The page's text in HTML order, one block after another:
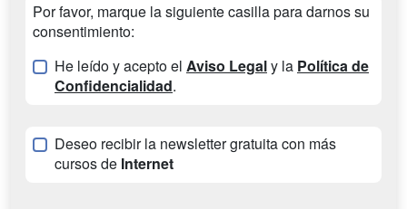
Por favor, marque la siguiente casilla para darnos su
consentimiento:
He leído y acepto el Aviso Legaly la Política de
Confidencialidad.
Deseo recibir la newsletter gratuita con más
cursos de Internet